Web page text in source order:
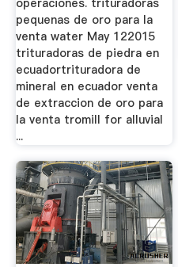
pequenas de oro para la
venta water May 122015
trituradoras de piedra en
ecuadortrituradora de
mineral en ecuador venta
de extraccion de oro para
la venta tromill for alluvial
...